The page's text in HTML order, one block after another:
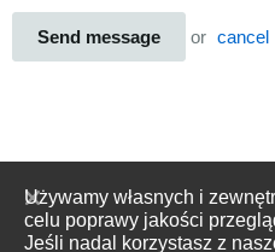
Send message or cancel
Używamy własnych i
celu poprawy jakości
Jeśli nadal korzystasz z